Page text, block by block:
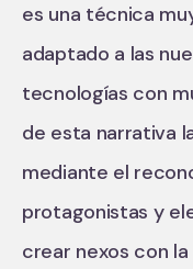
es una técnica
adaptado a las
tecnologías con
de esta narrativa
mediante el
protagonistas y
crear nexos con la